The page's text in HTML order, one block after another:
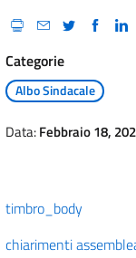
Categorie
Albo Sindacale
Data:Febbraio 18,
timbro_body
chiarimenti